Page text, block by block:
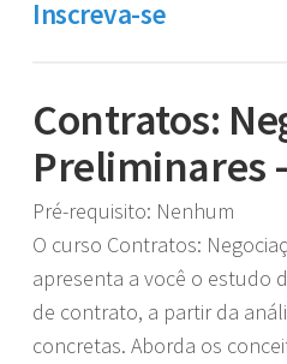
Inscreva-se
Contratos:
Preliminares
Pré-requisito: Nenhum
O curso Contratos:
apresenta a você o estudo
de contrato, a partir da
concretas. Aborda os